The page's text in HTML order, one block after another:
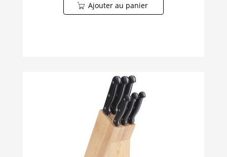
Ajouter au panier